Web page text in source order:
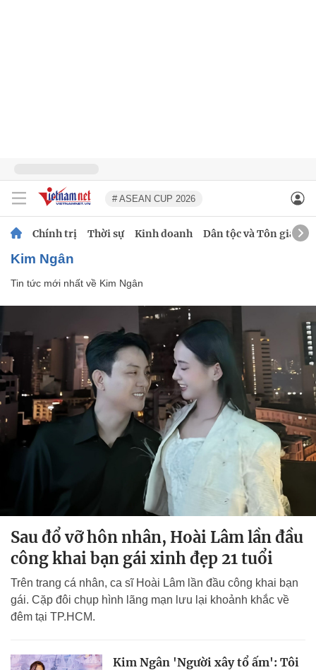
# ASEAN CUP 2026
Chính trị Thời sự Kinh doanh Dân tộc và Tôn giáo
Kim Ngân
Tin tức mới nhất về Kim Ngân
Sau đổ vỡ hôn nhân, Hoài Lâm lần đầu
công khai bạn gái xinh đẹp 21 tuổi
Trên trang cá nhân, ca sĩ Hoài Lâm lần đầu công khai bạn
gái. Cặp đôi chụp hình lãng mạn lưu lại khoảnh khắc về
đêm tại TP.HCM.
Kim Ngân 'Người xây tổ ấm': Tôi